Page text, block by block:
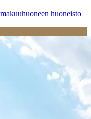
huoneisto